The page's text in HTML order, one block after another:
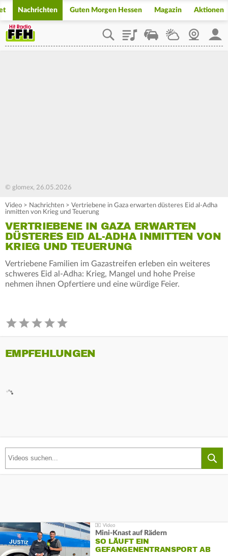
Nachrichten Guten Morgen Hessen Magazin Aktionen
PlaylistStaupilotWetterWebcam
© glomex, 26.05.2026
Video > Nachrichten > Vertriebene in Gaza erwarten düsteres Eid al-Adha
inmitten von Krieg und Teuerung
VERTRIEBENE IN GAZA ERWARTEN
DÜSTERES EID AL-ADHA INMITTEN VON
KRIEG UND TEUERUNG
Vertriebene Familien im Gazastreifen erleben ein weiteres
schweres Eid al-Adha: Krieg, Mangel und hohe Preise
nehmen ihnen Opfertiere und eine würdige Feier.
EMPFEHLUNGEN
Mini-Knast auf Rädern
SO LÄUFT EIN
GEFANGENENTRANSPORT AB